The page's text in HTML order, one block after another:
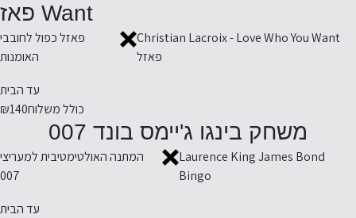
Want פאזל
Christian Lacroix - Love Who You Want
פאזל
פאזל כפול לחובבי
האומנות
עד הבית
כולל משלוח₪140
משחק בינגו ג'יימס בונד 007
Laurence King James Bond
Bingo
המתנה האולטימטיבית למעריצי
007
עד הבית